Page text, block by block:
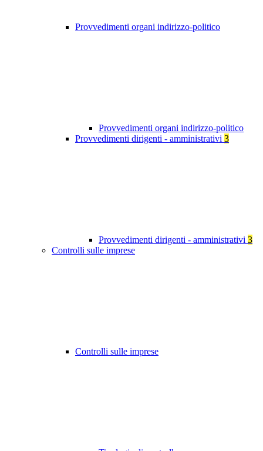
Provvedimenti organi indirizzo-politico
Provvedimenti organi indirizzo-politico
Provvedimenti dirigenti - amministrativi 3
Provvedimenti dirigenti - amministrativi 3
Controlli sulle imprese
Controlli sulle imprese